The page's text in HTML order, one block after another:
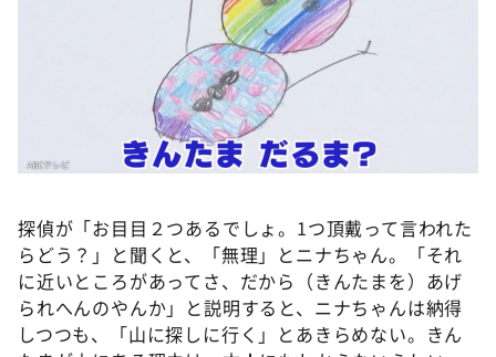
探偵が「お目目２つあるでしょ。1つ頂戴って言われた
らどう？」と聞くと、「無理」とニナちゃん。「それ
に近いところがあってさ、だから（きんたまを）あげ
られへんのやんか」と説明すると、ニナちゃんは納得
しつつも、「山に探しに行く」とあきらめない。きん